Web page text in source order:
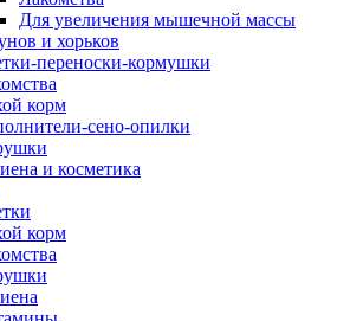
Для увеличения мышечной массы
и хорьков
переноски-кормушки
корм
сено-опилки
и косметика
корм